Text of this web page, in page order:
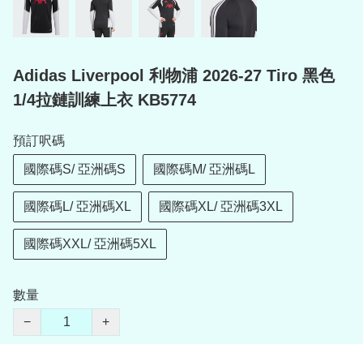
Adidas Liverpool 利物浦 2026-27 Tiro 黑色
1/4拉鏈訓練上衣 KB5774
預訂呎碼
國際碼S/ 亞洲碼S 國際碼M/ 亞洲碼L
國際碼L/ 亞洲碼XL 國際碼XL/ 亞洲碼3XL
國際碼XXL/ 亞洲碼5XL
數量
−
+